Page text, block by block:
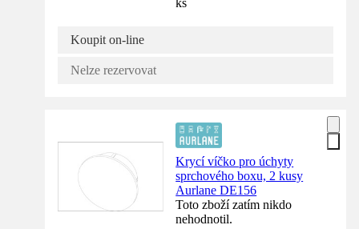
ks
Koupit on-line
Nelze rezervovat
Krycí víčko pro úchyty
sprchového boxu, 2 kusy
Aurlane DE156
Toto zboží zatím nikdo
nehodnotil.